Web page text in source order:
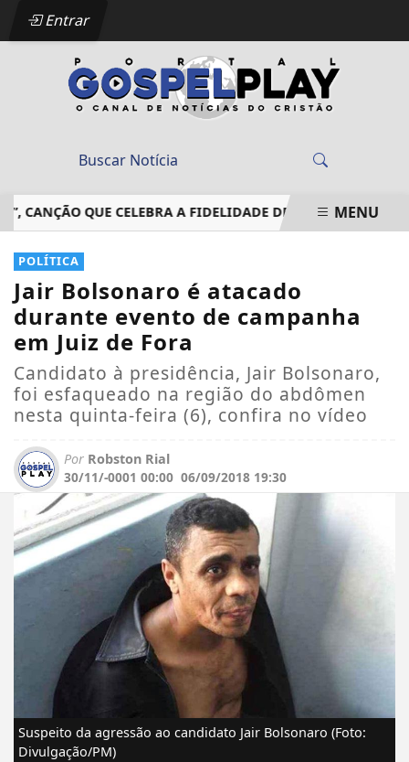
Entrar
QUE CELEBRA A FIDELIDADE DE DEUS EM MEIO ÀS
EM ALTA
MENU
POLÍTICA
Jair Bolsonaro é atacado
durante evento de campanha
em Juiz de Fora
Candidato à presidência, Jair Bolsonaro,
foi esfaqueado na região do abdômen
nesta quinta-feira (6), confira no vídeo
Por Robston Rial
30/11/-0001 00:00 06/09/2018 19:30
Suspeito da agressão ao candidato Jair Bolsonaro (Foto:
Divulgação/PM)